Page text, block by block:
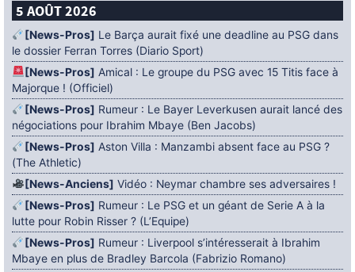
5 AOÛT 2026
[News-Pros] Le Barça aurait fixé une deadline au PSG dans
le dossier Ferran Torres (Diario Sport)
[News-Pros] Amical : Le groupe du PSG avec 15 Titis face à
Majorque ! (Officiel)
[News-Pros] Rumeur : Le Bayer Leverkusen aurait lancé des
négociations pour Ibrahim Mbaye (Ben Jacobs)
[News-Pros] Aston Villa : Manzambi absent face au PSG ?
(The Athletic)
[News-Anciens] Vidéo : Neymar chambre ses adversaires !
[News-Pros] Rumeur : Le PSG et un géant de Serie A à la
lutte pour Robin Risser ? (L’Equipe)
[News-Pros] Rumeur : Liverpool s’intéresserait à Ibrahim
Mbaye en plus de Bradley Barcola (Fabrizio Romano)